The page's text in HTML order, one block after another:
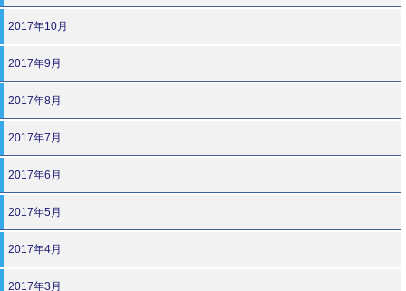
2017年10月
2017年9月
2017年8月
2017年7月
2017年6月
2017年5月
2017年4月
2017年3月